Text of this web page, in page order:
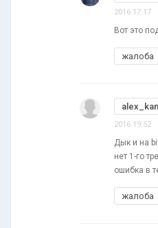
2016 17:17
Вот это
жалоба
2016 19:52
Дык и на
нет 1-го
ошибка в
жалоба